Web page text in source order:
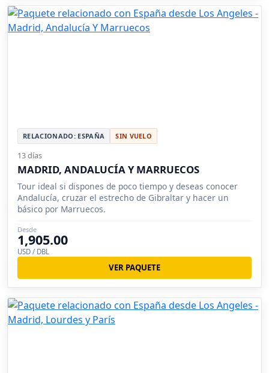
RELACIONADO: ESPAÑA SIN VUELO
13 días
MADRID, ANDALUCÍA Y MARRUECOS
Tour ideal si dispones de poco tiempo y deseas conocer
Andalucía, cruzar el estrecho de Gibraltar y hacer un
básico por Marruecos.
Desde
1,905.00
USD / DBL
VER PAQUETE